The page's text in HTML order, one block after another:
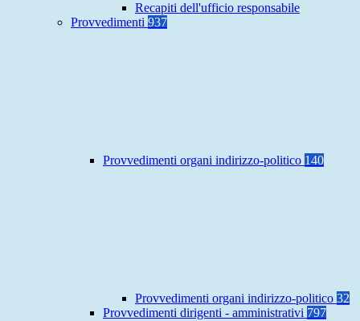
Recapiti dell'ufficio responsabile
Provvedimenti 937
Provvedimenti organi indirizzo-politico 140
Provvedimenti organi indirizzo-politico 32
Provvedimenti dirigenti - amministrativi 797